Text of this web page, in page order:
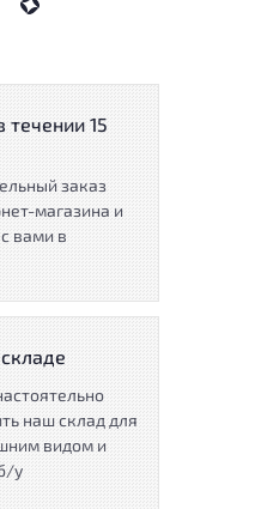
течении 15
заказ
магазина и
вами в
наш склад для
видом и
у